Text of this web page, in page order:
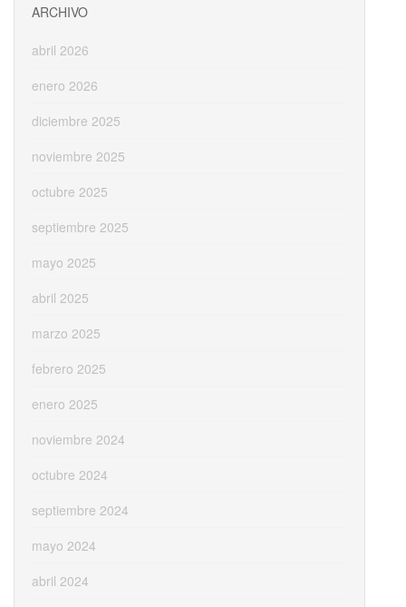
ARCHIVO
abril 2026
enero 2026
diciembre 2025
noviembre 2025
octubre 2025
septiembre 2025
mayo 2025
abril 2025
marzo 2025
febrero 2025
enero 2025
noviembre 2024
octubre 2024
septiembre 2024
mayo 2024
abril 2024